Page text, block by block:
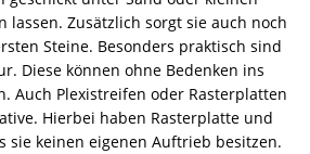
lassen. Zusätzlich sorgt sie auch noch
Steine. Besonders praktisch sind
Diese können ohne Bedenken ins
Auch Plexistreifen oder Rasterplatten
Hierbei haben Rasterplatte und
sie keinen eigenen Auftrieb besitzen.